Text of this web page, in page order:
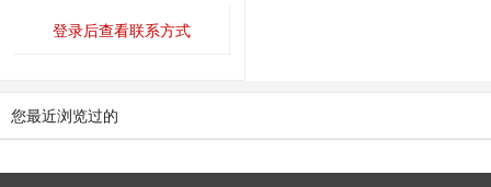
登录后查看联系方式
您最近浏览过的